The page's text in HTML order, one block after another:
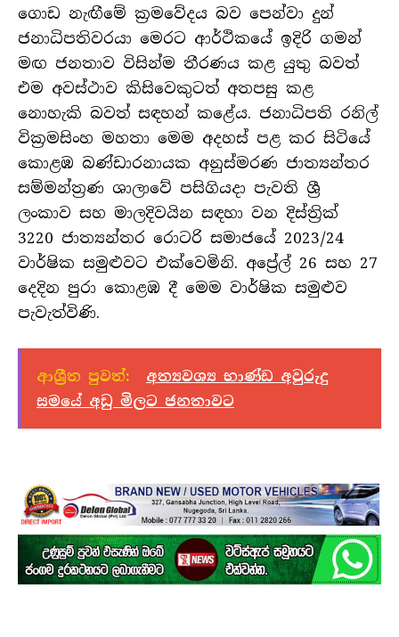
ගොඩ නැඟීමේ ක්‍රමවේදය බව පෙන්වා දුන්
ජනාධිපතිවරයා මෙරට ආර්ථිකයේ ඉදිරි ගමන්
මඟ ජනතාව විසින්ම තීරණය කළ යුතු බවත්
එම අවස්ථාව කිසිවෙකුටත් අතපසු කළ
නොහැකි බවත් සඳහන් කළේය. ජනාධිපති රනිල්
වික්‍රමසිංහ මහතා මෙම අදහස් පළ කර සිටියේ
කොළඹ බණ්ඩාරනායක අනුස්මරණ ජාත්‍යන්තර
සම්මන්ත්‍රණ ශාලාවේ පසිගියදා පැවති ශ්‍රී
ලංකාව සහ මාලදිවයින සඳහා වන දිස්ත්‍රික්
3220 ජාත්‍යන්තර රොටරි සමාජයේ 2023/24
වාර්ෂික සමුළුවට එක්වෙමිනි. අප්‍රේල් 26 සහ 27
දෙදින පුරා කොළඹ දී මෙම වාර්ෂික සමුළුව
පැවැත්විණි.
ආශ්‍රීත පුවත්:
අත්‍යවශ්‍ය භාණ්ඩ අවුරුදු
සමයේ අඩු මිලට ජනතාවට